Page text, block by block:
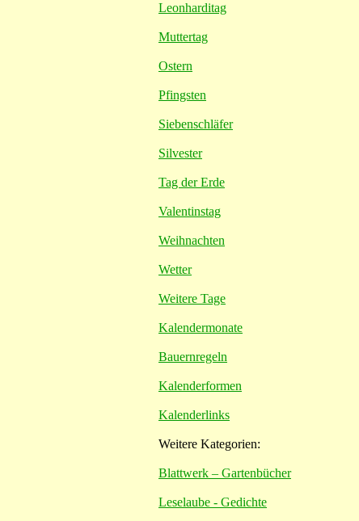
Leonharditag
Muttertag
Ostern
Pfingsten
Siebenschläfer
Silvester
Tag der Erde
Valentinstag
Weihnachten
Wetter
Weitere Tage
Kalendermonate
Bauernregeln
Kalenderformen
Kalenderlinks
Weitere Kategorien:
Blattwerk – Gartenbücher
Leselaube - Gedichte